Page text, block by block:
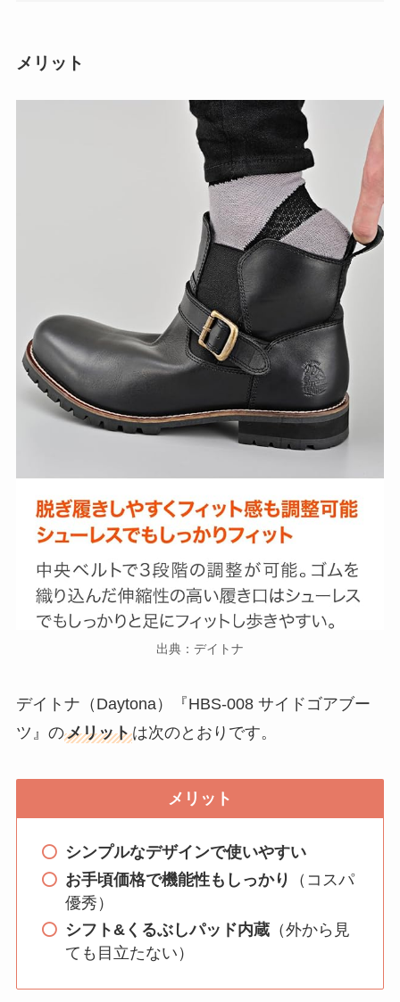
メリット
出典：デイトナ
デイトナ（Daytona）『HBS-008 サイドゴアブー
ツ』のメリットは次のとおりです。
メリット
シンプルなデザインで使いやすい
お手頃価格で機能性もしっかり
（コスパ
優秀）
シフト&くるぶしパッド内蔵（外から見
ても目立たない）